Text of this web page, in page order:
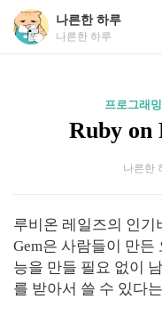
나른한 하루
나른한 하루
프로그래
Ruby on
나른한
루비온 레일즈의 인기
Gem은 사람들이 만든
능을 만들 필요 없이
를 받아서 쓸 수 있다